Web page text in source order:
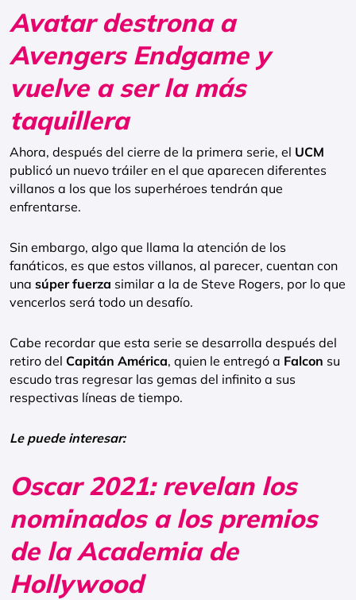
Avatar destrona a
Avengers Endgame y
vuelve a ser la más
taquillera
Ahora, después del cierre de la primera serie, el UCM
publicó un nuevo tráiler en el que aparecen diferentes
villanos a los que los superhéroes tendrán que
enfrentarse.
Sin embargo, algo que llama la atención de los
fanáticos, es que estos villanos, al parecer, cuentan con
una súper fuerza similar a la de Steve Rogers, por lo que
vencerlos será todo un desafío.
Cabe recordar que esta serie se desarrolla después del
retiro del Capitán América, quien le entregó a Falcon su
escudo tras regresar las gemas del infinito a sus
respectivas líneas de tiempo.
Le puede interesar:
Oscar 2021: revelan los
nominados a los premios
de la Academia de
Hollywood